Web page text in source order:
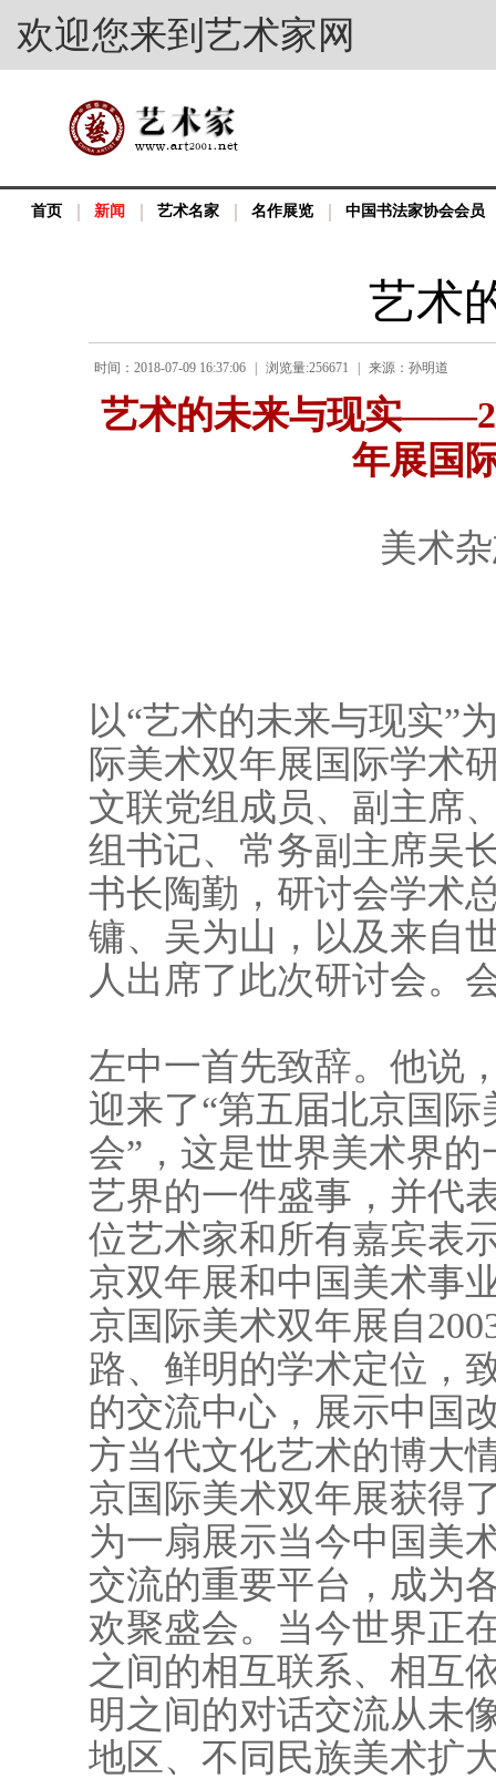
欢迎您来到艺术家网
首页 新闻 艺术名家 名作展览 中国书法家协会会员
艺术
时间：2018-07-09 16:37:06 浏览量:256671 来源：孙明道
艺术的未来与现实
年展国
美术
以“艺术的未来与现实”
际美术双年展国际学术
文联党组成员、副主席
组书记、常务副主席吴
书长陶勤，研讨会学术
镛、吴为山，以及来自
人出席了此次研讨会。
左中一首先致辞。他说
迎来了“第五届北京国
会”，这是世界美术界
艺界的一件盛事，并代
位艺术家和所有嘉宾表
京双年展和中国美术事
京国际美术双年展自
路、鲜明的学术定位，
的交流中心，展示中国
方当代文化艺术的博大
京国际美术双年展获得
为一扇展示当今中国美
交流的重要平台，成为
欢聚盛会。当今世界正
之间的相互联系、相互
明之间的对话交流从未
地区、不同民族美术扩